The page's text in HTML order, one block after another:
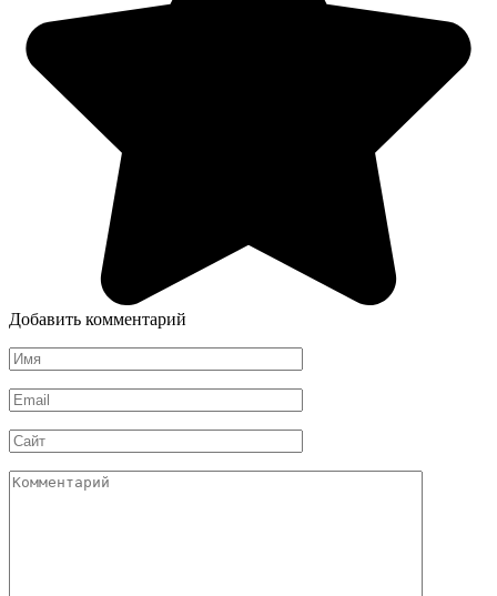
Добавить комментарий
Имя
*
Email
*
Сайт
Комментарий